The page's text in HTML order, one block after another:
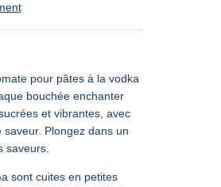
pour pâtes à la vodka
bouchée enchanter
et vibrantes, avec
Plongez dans un
saveurs.
sont cuites en petites